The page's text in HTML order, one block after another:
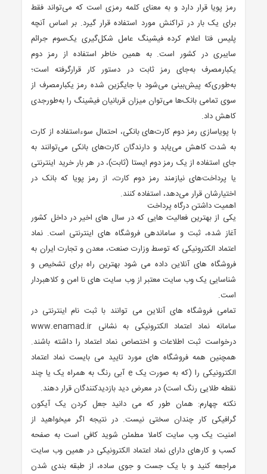
رمز پویا قرار دارد و به معنای کلمه رمزی است که می‌تواند فقط
برای یک بار در تراکنش مورد استفاده قرار گیرد. بر اساس آنچه
پلیس فتا اعلام کرده فیشینگ عامل شکل‌گیری یک‌سوم جرائم
سایبری در کشور است. به همین خاطر استفاده از رمز دوم
یکبارمصرف به‌جای رمز ثابت در دستور کار قرارگرفته است؛
به‌طوری‌که پیش‌بینی می‌شود با جایگزین شده رمز یکبارمصرف از
سوی تمامی بانک‌ها می‌توان میزان قربانیان فیشینگ را به‌طورجدی
کاهش داد.
با پویاسازی رمز دوم کارت‌های بانکی، احتمال سوء‌استفاده از کارت
به شدت کاهش می‌یابد و دارندگان کارت‌های بانکی می‌توانند به
جای استفاده از یک رمز دوم ایستا (ثابت)، در هر بار خرید اینترنتی
یا پرداخت‌های نیازمند رمز دوم کارت، از رمز پویا که بانک در
اختیارشان قرار می‌دهد، استفاده کنند.
اهمیت داشتن درگاه پرداخت
یکی از بهترین فعالیت هایی که در سال های اخیر در داخل کشور
آغاز شده، ثبت و ساماندهی فروشگاه های اینترنتی است. نماد
اعتماد الکترونیکی که توسط وزارت صنعت، معدن و تجارت ایران به
فروشگاه های آنلاین داده می شود بهترین راه برای تشخیص و
شناسایی یک وب سایت معتبر از وب سایت های نا امن و کلاهبردار
است.
تمامی فروشگاه های آنلاین می توانند با ثبت نام اینترنتی در
سامانه نماد اعتماد الکترونیکی به نشانی www.enamad.ir
درخواست ثبت اطلاعات و اختصاص نماد اعتماد را داشته باشند.
همچنین همه فروشگاه های مورد تایید می بایست نماد اعتماد
الکترونیکی را (که به صورت یک e آبی رنگ به همراه یک یا چند
نقطه طلایی رنگ است) در معرض دید بازدیدکنندگان قرار دهند.
نکته چهارم: همان طور که می دانید جعل کردن یک آیکون
گرافیکی کار چندان سختی نیست. در نتیجه اگر میخواهید از
امنیت یک وب سایت کاملا مطمئن شوید کافی است به صفحه
کسب و کارهای دارای نماد اعتماد الکترونیکی در همین وب سایت
مراجعه کنید و با یک جست و جوی ساده، از طبقه بندی شدن